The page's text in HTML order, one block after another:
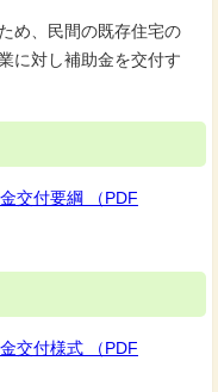
め、民間の既存住宅の
に対し補助金を交付す
交付要綱 （PDF
交付様式 （PDF